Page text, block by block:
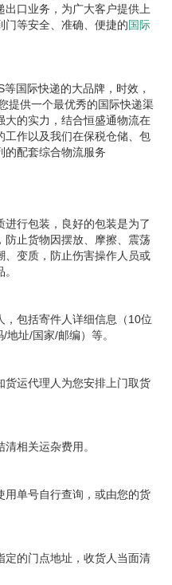
口业务，为广大客户提供上
门等安全、准确、便捷的国际
国际快递的大品牌，时效，
提供一个最优秀的国际快递渠
大的实力，结合恒盛通物流在
工作以及我们在保税仓储、包
的配套综合物流服务
行包装，良好的包装是为了
防止货物因摆放、摩擦、震荡
、变质，防止伤害操作人员或
包括寄件人详细信息（10位
址/国家/邮编）等。
货运代理人为您安排上门取货
相关运杂费用。
用单号自行查询，或由您的货
定的门点地址，收货人当面清